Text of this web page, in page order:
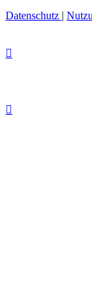
Datenschutz |